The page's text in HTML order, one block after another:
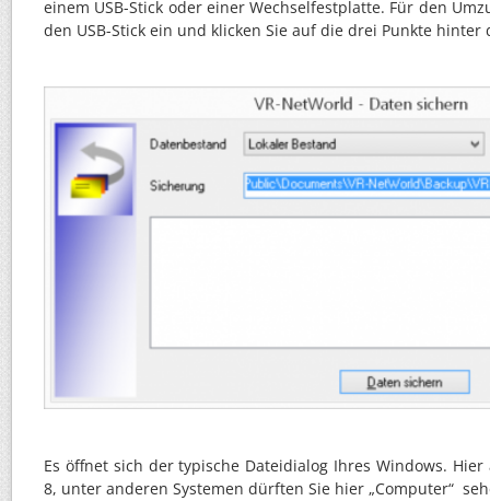
einem USB-Stick oder einer Wechselfestplatte. Für den
den USB-Stick ein und klicken Sie auf die drei Punkte hinter
Es öffnet sich der typische Dateidialog Ihres Windows.
8, unter anderen Systemen dürften Sie hier „Computer“